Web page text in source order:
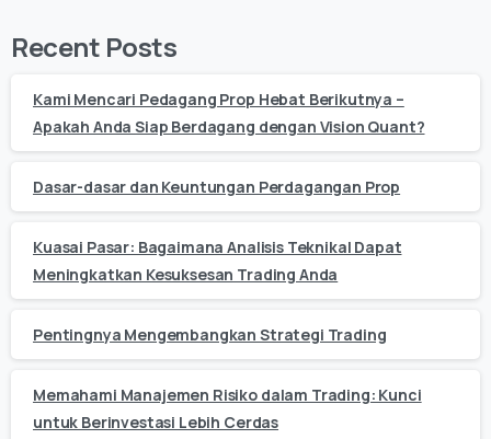
Recent Posts
Kami Mencari Pedagang Prop Hebat Berikutnya –
Apakah Anda Siap Berdagang dengan Vision Quant?
Dasar-dasar dan Keuntungan Perdagangan Prop
Kuasai Pasar: Bagaimana Analisis Teknikal Dapat
Meningkatkan Kesuksesan Trading Anda
Pentingnya Mengembangkan Strategi Trading
Memahami Manajemen Risiko dalam Trading: Kunci
untuk Berinvestasi Lebih Cerdas